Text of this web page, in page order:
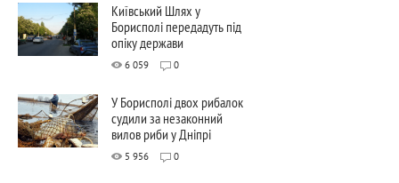
Київський Шлях у
Борисполі передадуть під
опіку держави
6 059 0
У Борисполі двох рибалок
судили за незаконний
вилов риби у Дніпрі
5 956 0